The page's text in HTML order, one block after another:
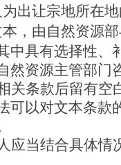
出让宗地所在
，由自然资源
中具有选择性
然资源主管部门
关条款后留有空
可以对文本条款
应当结合具体情